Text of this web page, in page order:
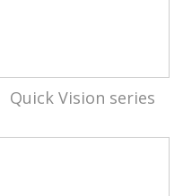
Quick Vision series